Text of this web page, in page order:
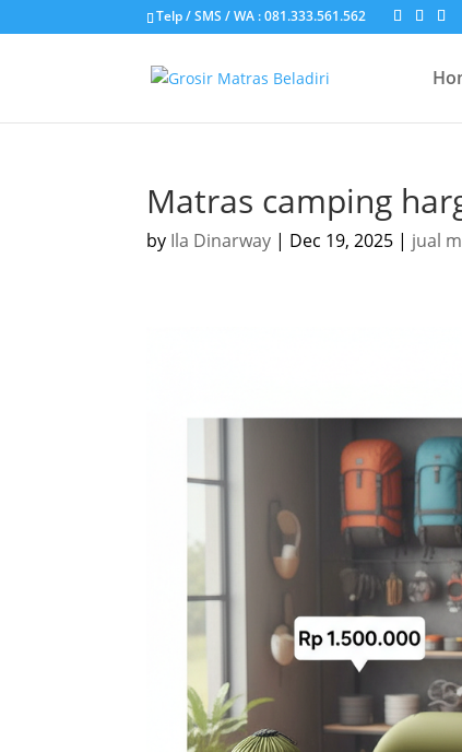
Telp / SMS / WA : 081.333.561.562
Matras camping
by Ila Dinarway | Dec 19, 2025 | jual